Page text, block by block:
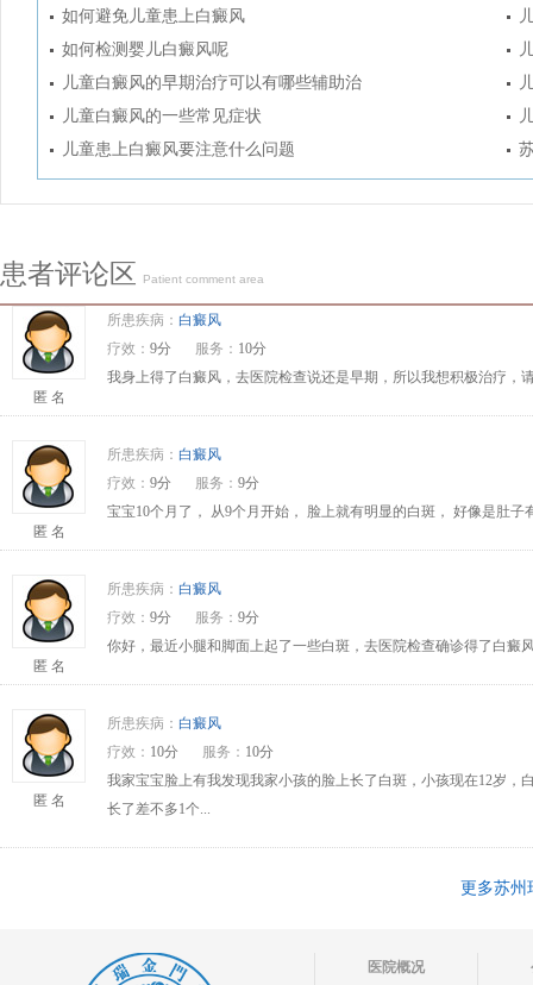
如何避免儿童患上白癜风
如何检测婴儿白癜风呢
儿童白癜风的早期治疗可以有哪些辅助治
儿童白癜风的一些常见症状
儿童患上白癜风要注意什么问题
患者评论区 Patient comment area
匿 名
所患疾病： 白癜风
疗效： 9分 服务： 10分
我身上得了白癜风，去医院检查说还是早期，所以我想积极治疗，
匿 名
所患疾病： 白癜风
疗效： 9分 服务： 9分
宝宝10个月了， 从9个月开始， 脸上就有明显的白斑， 好像是肚
匿 名
所患疾病： 白癜风
疗效： 9分 服务： 9分
你好，最近小腿和脚面上起了一些白斑，去医院检查确诊得了白
匿 名
所患疾病： 白癜风
疗效： 10分 服务： 10分
我家宝宝脸上有我发现我家小孩的脸上长了白斑，小孩现在12岁
长了差不多1个...
更多苏州
医院概况